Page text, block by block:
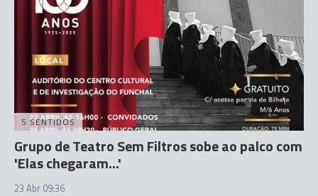
5 SENTIDOS
Grupo de Teatro Sem Filtros sobe ao palco com
'Elas chegaram...'
23 Abr 09:36